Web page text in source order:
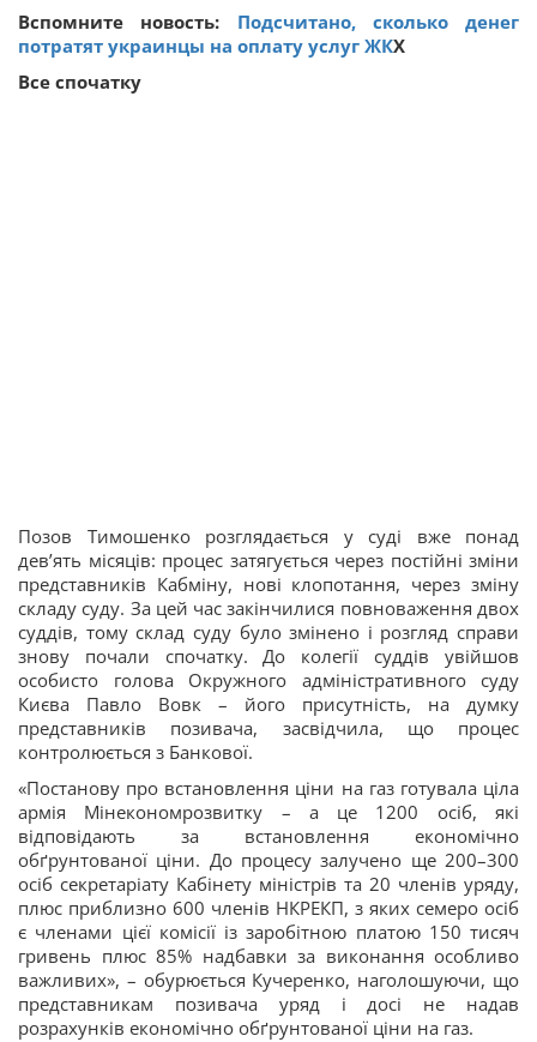
Вспомните новость: Подсчитано, сколько денег
потратят украинцы на оплату услуг ЖКХ
Все спочатку
Позов Тимошенко розглядається у суді вже понад
дев’ять місяців: процес затягується через постійні зміни
представників Кабміну, нові клопотання, через зміну
складу суду. За цей час закінчилися повноваження двох
суддів, тому склад суду було змінено і розгляд справи
знову почали спочатку. До колегії суддів увійшов
особисто голова Окружного адміністративного суду
Києва Павло Вовк – його присутність, на думку
представників позивача, засвідчила, що процес
контролюється з Банкової.
«Постанову про встановлення ціни на газ готувала ціла
армія Мінекономрозвитку – а це 1200 осіб, які
відповідають за встановлення економічно
обґрунтованої ціни. До процесу залучено ще 200–300
осіб секретаріату Кабінету міністрів та 20 членів уряду,
плюс приблизно 600 членів НКРЕКП, з яких семеро осіб
є членами цієї комісії із заробітною платою 150 тисяч
гривень плюс 85% надбавки за виконання особливо
важливих», – обурюється Кучеренко, наголошуючи, що
представникам позивача уряд і досі не надав
розрахунків економічно обґрунтованої ціни на газ.